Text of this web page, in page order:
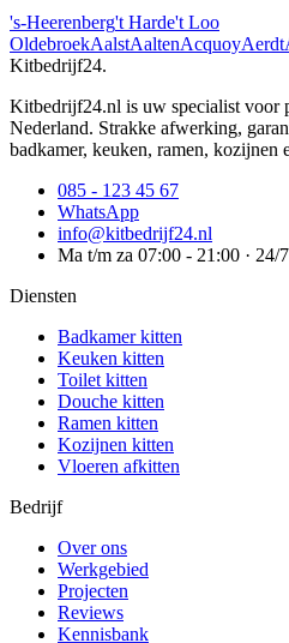
's-Heerenberg't Harde't Loo
OldebroekAalstAaltenAcquoyAerdt
Kitbedrijf24.
Kitbedrijf24.nl is uw specialist voor
Nederland. Strakke afwerking,
badkamer, keuken, ramen, kozijnen
085 - 123 45 67
WhatsApp
info@kitbedrijf24.nl
Ma t/m za 07:00 - 21:00 · 24/
Diensten
Badkamer kitten
Keuken kitten
Toilet kitten
Douche kitten
Ramen kitten
Kozijnen kitten
Vloeren afkitten
Bedrijf
Over ons
Werkgebied
Projecten
Reviews
Kennisbank